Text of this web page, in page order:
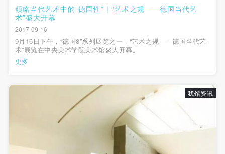
领略当代艺术中的“德国性” | “艺术之规——德国当代艺
术”盛大开幕
2017-09-16
9月16日下午，“德国8”系列展览之一，“艺术之规——德国当代艺
术”展览在中央美术学院美术馆盛大开幕。
更多
我馆资讯
参加活动者在此次活动期间应主动遵守美术馆活动秩
序、维护美术馆场地及展示、展览、馆藏艺术作品及
衍生品的安全。活动中一旦因个人原因造成美术馆场
地、空间、艺术品、衍生品等受到不同程度的损失、
破坏。活动中任何非事故当事人及美术馆将不承担相
文、组织规定进行协商和赔偿。并追究相应的法律责
参与活动者在参与活动时应当在美术馆工作人员及活
动导师、教师指导下进行，并正确的使用活动中所涉
参加活动者在此次活动期间应主动遵守美术馆活动秩
序、维护美术馆场地及展示、展览、馆藏艺术作品及
衍生品的安全。活动中一旦因个人原因造成美术馆场
地、空间、艺术品、衍生品等受到不同程度的损失、
破坏。活动中任何非事故当事人及美术馆将不承担相
文、组织规定进行协商和赔偿。并追究相应的法律责
参与活动者在参与活动时应当在美术馆工作人员及活
动导师、教师指导下进行，并正确的使用活动中所涉
参加活动者在此次活动期间应主动遵守美术馆活动秩
序、维护美术馆场地及展示、展览、馆藏艺术作品及
衍生品的安全。活动中一旦因个人原因造成美术馆场
地、空间、艺术品、衍生品等受到不同程度的损失、
破坏。活动中任何非事故当事人及美术馆将不承担相
文、组织规定进行协商和赔偿。并追究相应的法律责
参与活动者在参与活动时应当在美术馆工作人员及活
动导师、教师指导下进行，并正确的使用活动中所涉